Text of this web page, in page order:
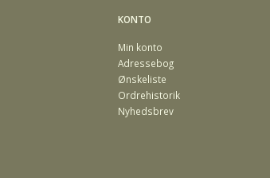
KONTO
Min konto
Adressebog
Ønskeliste
Ordrehistorik
Nyhedsbrev